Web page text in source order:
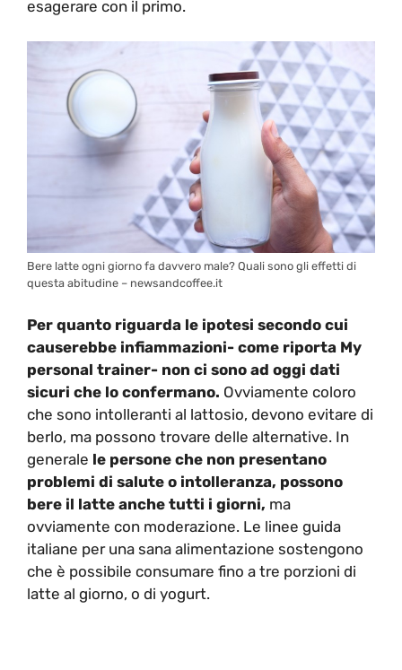
esagerare con il primo.
Bere latte ogni giorno fa davvero male? Quali sono gli effetti di
questa abitudine – newsandcoffee.it
Per quanto riguarda le ipotesi secondo cui
causerebbe infiammazioni- come riporta My
personal trainer- non ci sono ad oggi dati
sicuri che lo confermano. Ovviamente coloro
che sono intolleranti al lattosio, devono evitare di
berlo, ma possono trovare delle alternative. In
generale le persone che non presentano
problemi di salute o intolleranza, possono
bere il latte anche tutti i giorni, ma
ovviamente con moderazione. Le linee guida
italiane per una sana alimentazione sostengono
che è possibile consumare fino a tre porzioni di
latte al giorno, o di yogurt.